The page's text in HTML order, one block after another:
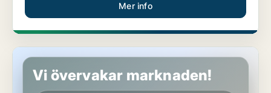
Mer info
Lägenhet i Malmö
Vi övervakar marknaden!